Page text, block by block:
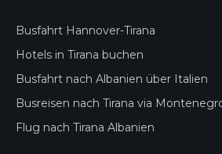
Busfahrt Hannover-Tirana
Hotels in Tirana buchen
Busfahrt nach Albanien über Italien
Busreisen nach Tirana via
Flug nach Tirana Albanien